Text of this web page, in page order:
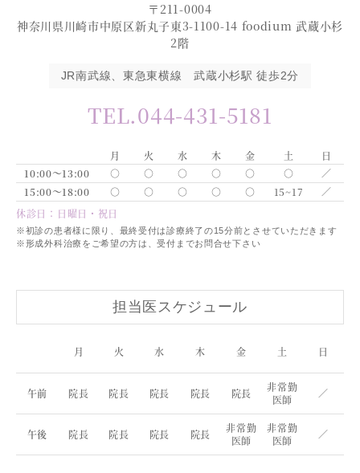
〒211-0004
神奈川県川崎市中原区新丸子東3-1100-14 foodium 武蔵小杉
2階
JR南武線、東急東横線 武蔵小杉駅 徒歩2分
TEL.044-431-5181
月 火 水 木 金 土
日
10:00～13:00
○ ○ ○ ○ ○ ○
／
15:00～18:00
○ ○ ○ ○ ○ 15~17
／
休診日：日曜日・祝日
※初診の患者様に限り、最終受付は診療終了の15分前とさせていただきます
※形成外科治療をご希望の方は、受付までお問合せ下さい
担当医スケジュール
月 火 水 木 金 土 日
午前 院長 院長 院長 院長 院長
非常勤
医師
／
午後 院長 院長 院長 院長
非常勤
医師
非常勤
医師
／